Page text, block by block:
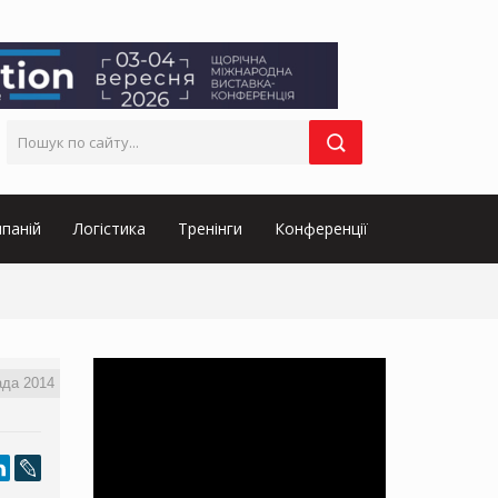
Логістика Тренінги Конференції
2014